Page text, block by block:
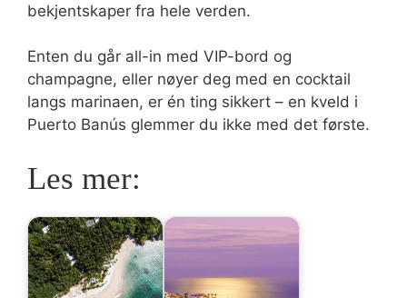
bekjentskaper fra hele verden.
Enten du går all-in med VIP-bord og
champagne, eller nøyer deg med en cocktail
langs marinaen, er én ting sikkert – en kveld i
Puerto Banús glemmer du ikke med det første.
Les mer: